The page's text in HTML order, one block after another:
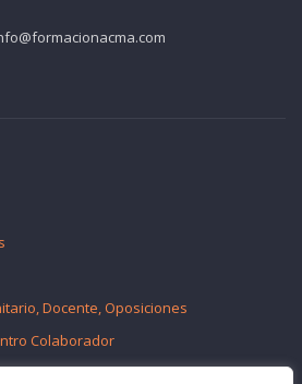
Docente, Oposiciones
Colaborador